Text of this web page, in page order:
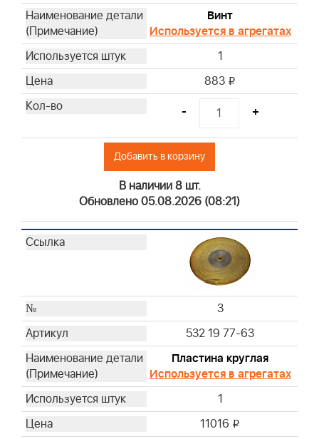
Винт
Используется в агрегатах
1
883 i
- +
Добавить в корзину
В наличии 8 шт.
Обновлено 05.08.2026 (08:21)
3
532 19 77-63
Пластина круглая
Используется в агрегатах
1
11016 i